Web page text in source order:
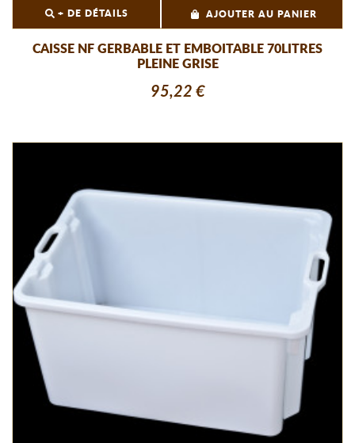
+ DE DÉTAILS AJOUTER AU PANIER
CAISSE NF GERBABLE ET EMBOITABLE 70LITRES
PLEINE GRISE
95,22 €